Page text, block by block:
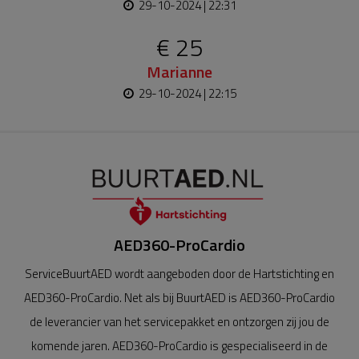
29-10-2024 | 22:31
€ 25
Marianne
29-10-2024 | 22:15
AED360-ProCardio
ServiceBuurtAED wordt aangeboden door de Hartstichting en
AED360-ProCardio. Net als bij BuurtAED is AED360-ProCardio
de leverancier van het servicepakket en ontzorgen zij jou de
komende jaren. AED360-ProCardio is gespecialiseerd in de